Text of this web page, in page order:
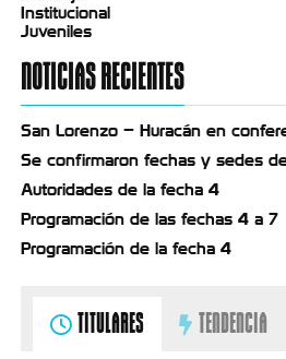
Institucional
Juveniles
NOTICIAS RECIENTES
San Lorenzo – Huracán en
Se confirmaron fechas y sedes
Autoridades de la fecha 4
Programación de las fechas 4 a 7
Programación de la fecha 4
TITULARES TENDENCIA